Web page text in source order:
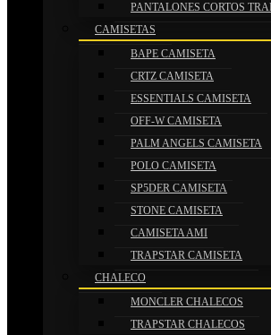
PANTALONES CORTOS
CAMISETAS
BAPE CAMISETA
CRTZ CAMISETA
ESSENTIALS CAMISETA
OFF-W CAMISETA
PALM ANGELS CAMISETA
POLO CAMISETA
SP5DER CAMISETA
STONE CAMISETA
CAMISETA AMI
TRAPSTAR CAMISETA
CHALECO
MONCLER CHALECOS
TRAPSTAR CHALECOS